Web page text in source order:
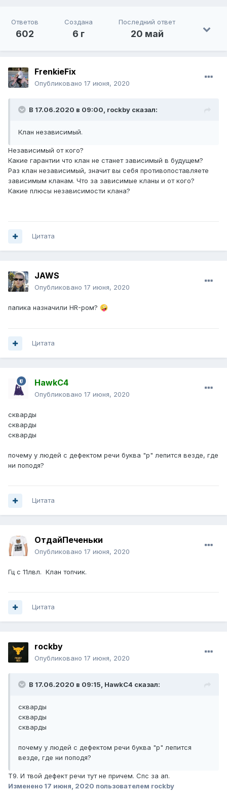
Ответов
602
Создана
6 г
Последний ответ
20 май
FrenkieFix
Опубликовано 17 июня, 2020
В 17.06.2020 в 09:00, rockby сказал:
Клан независимый.
Независимый от кого?
Какие гарантии что клан не станет зависимый в будущем?
Раз клан независимый, значит вы себя противопоставляете
зависимым кланам. Что за зависимые кланы и от кого?
Какие плюсы независимости клана?
Цитата
JAWS
Опубликовано 17 июня, 2020
папика назначили HR-ром? 🤪
Цитата
HawkC4
Опубликовано 17 июня, 2020
скварды
скварды
скварды
почему у людей с дефектом речи буква "р" лепится везде, где
ни поподя?
Цитата
ОтдайПеченьки
Опубликовано 17 июня, 2020
Гц с 11лвл. Клан топчик.
Цитата
rockby
Опубликовано 17 июня, 2020
В 17.06.2020 в 09:15, HawkC4 сказал:
скварды
скварды
скварды
почему у людей с дефектом речи буква "р" лепится
везде, где ни поподя?
Т9. И твой дефект речи тут не причем. Спс за ап.
Изменено 17 июня, 2020 пользователем rockby